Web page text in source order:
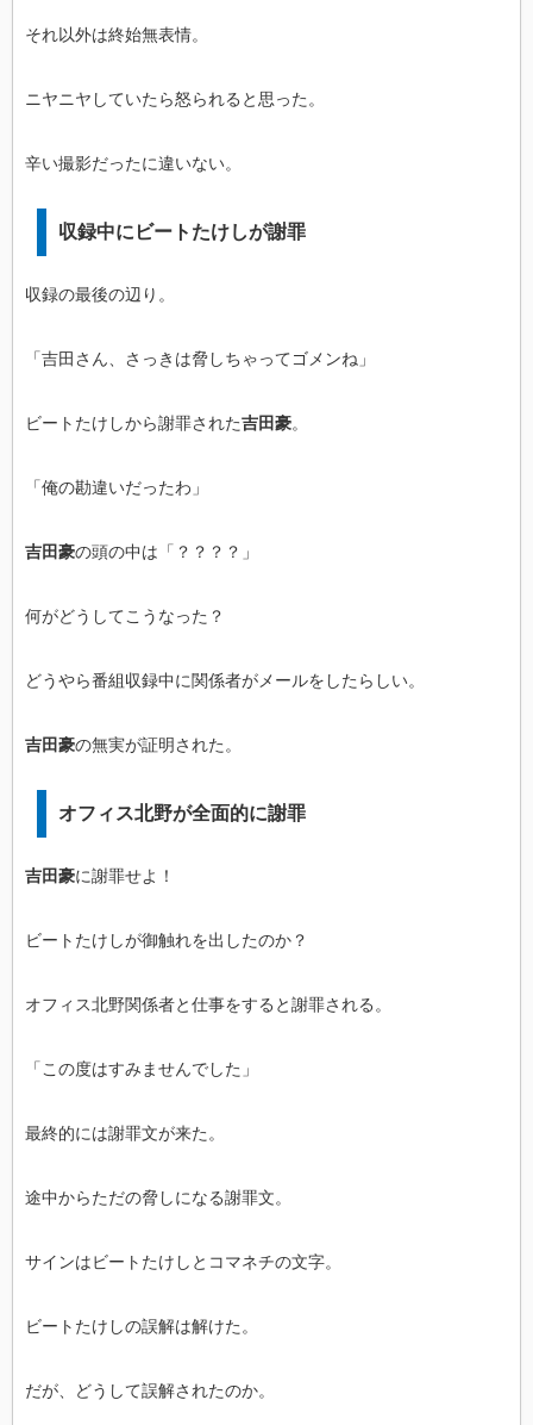
それ以外は終始無表情。
ニヤニヤしていたら怒られると思った。
辛い撮影だったに違いない。
収録中にビートたけしが謝罪
収録の最後の辺り。
「吉田さん、さっきは脅しちゃってゴメンね」
ビートたけしから謝罪された吉田豪。
「俺の勘違いだったわ」
吉田豪の頭の中は「？？？？」
何がどうしてこうなった？
どうやら番組収録中に関係者がメールをしたらしい。
吉田豪の無実が証明された。
オフィス北野が全面的に謝罪
吉田豪に謝罪せよ！
ビートたけしが御触れを出したのか？
オフィス北野関係者と仕事をすると謝罪される。
「この度はすみませんでした」
最終的には謝罪文が来た。
途中からただの脅しになる謝罪文。
サインはビートたけしとコマネチの文字。
ビートたけしの誤解は解けた。
だが、どうして誤解されたのか。